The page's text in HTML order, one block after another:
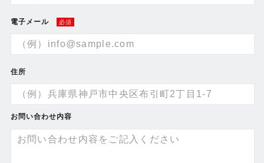
電子メール 必須
住所
お問い合わせ内容